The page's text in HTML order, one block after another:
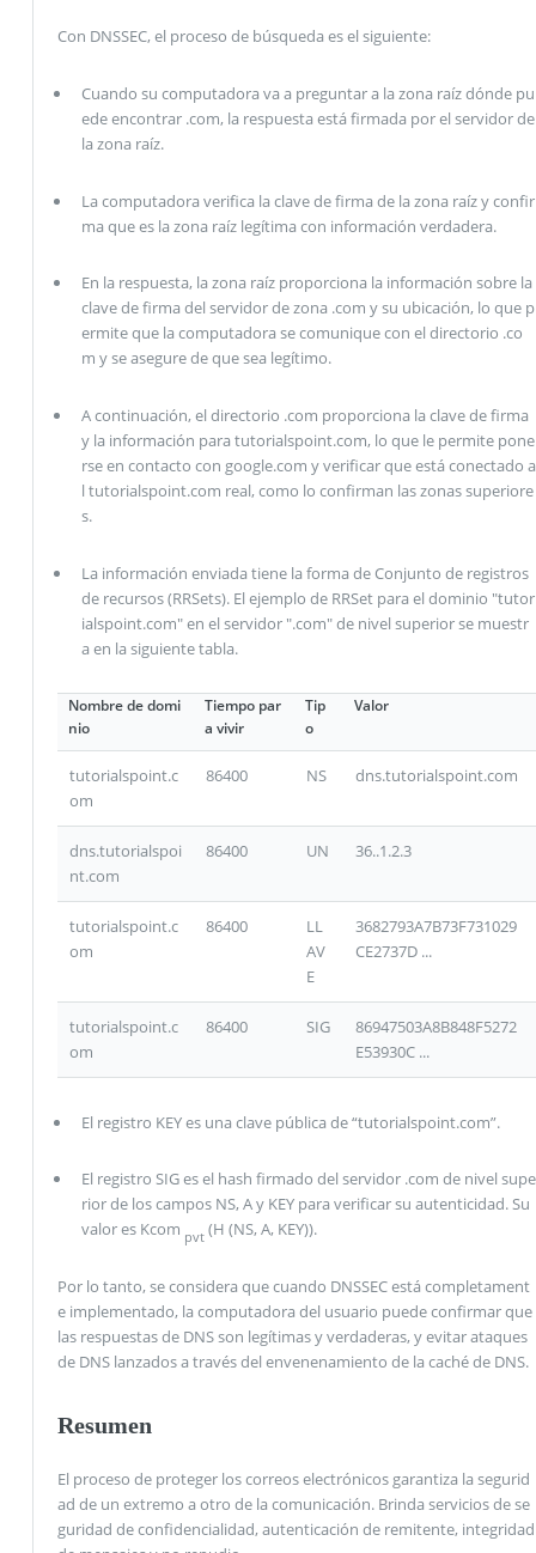
Con DNSSEC, el proceso de búsqueda es el siguiente:
Cuando su computadora va a preguntar a la zona raíz dónde pu
ede encontrar .com, la respuesta está firmada por el servidor de
la zona raíz.
La computadora verifica la clave de firma de la zona raíz y confir
ma que es la zona raíz legítima con información verdadera.
En la respuesta, la zona raíz proporciona la información sobre la
clave de firma del servidor de zona .com y su ubicación, lo que p
ermite que la computadora se comunique con el directorio .co
m y se asegure de que sea legítimo.
A continuación, el directorio .com proporciona la clave de firma
y la información para tutorialspoint.com, lo que le permite pone
rse en contacto con google.com y verificar que está conectado a
l tutorialspoint.com real, como lo confirman las zonas superiore
s.
La información enviada tiene la forma de Conjunto de registros
de recursos (RRSets). El ejemplo de RRSet para el dominio "tutor
ialspoint.com" en el servidor ".com" de nivel superior se muestr
a en la siguiente tabla.
Nombre de domi
nio
Tiempo par
a vivir
Tip
o
Valor
tutorialspoint.c
om
86400 NS dns.tutorialspoint.com
dns.tutorialspoi
nt.com
86400 UN 36..1.2.3
tutorialspoint.c
om
86400
LL
AV
E
3682793A7B73F731029
CE2737D ...
tutorialspoint.c
om
86400 SIG
86947503A8B848F5272
E53930C ...
El registro KEY es una clave pública de “tutorialspoint.com”.
El registro SIG es el hash firmado del servidor .com de nivel supe
rior de los campos NS, A y KEY para verificar su autenticidad. Su
valor es Kcom pvt (H (NS, A, KEY)).
Por lo tanto, se considera que cuando DNSSEC está completament
e implementado, la computadora del usuario puede confirmar que
las respuestas de DNS son legítimas y verdaderas, y evitar ataques
de DNS lanzados a través del envenenamiento de la caché de DNS.
Resumen
El proceso de proteger los correos electrónicos garantiza la segurid
ad de un extremo a otro de la comunicación. Brinda servicios de se
guridad de confidencialidad, autenticación de remitente, integridad